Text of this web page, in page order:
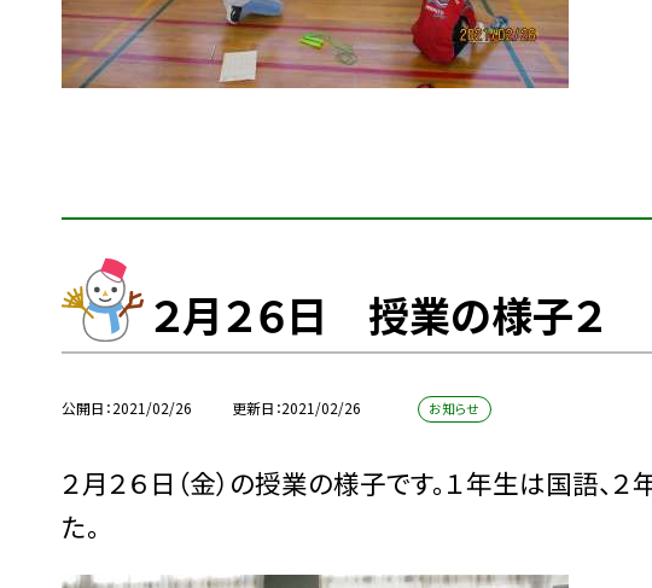
２月２６日 授業の様子２
公開日 2021/02/26 更新日 2021/02/26 お知らせ
２月２６日（金）の授業の様子です。１年生は国語、
た。